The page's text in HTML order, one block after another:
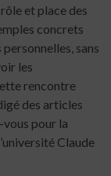
et place des
concrets
sans
les
rencontre
des articles
pour la
Claude